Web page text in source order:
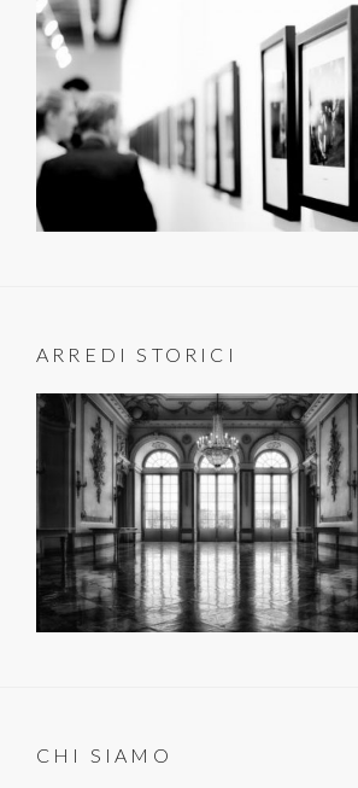
ARREDI STORICI
CHI SIAMO